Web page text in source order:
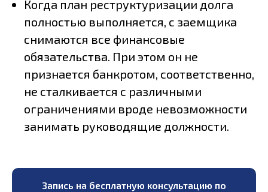
Когда план реструктуризации долга
полностью выполняется, с заемщика
снимаются все финансовые
обязательства. При этом он не
признается банкротом, соответственно,
не сталкивается с различными
ограничениями вроде невозможности
занимать руководящие должности.
Запись на бесплатную консультацию по